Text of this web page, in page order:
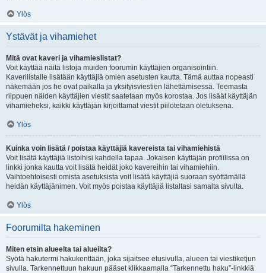
Ylös
Ystävät ja vihamiehet
Mitä ovat kaveri ja vihamieslistat?
Voit käyttää näitä listoja muiden foorumin käyttäjien organisointiin.
Kaverilistalle lisätään käyttäjiä omien asetusten kautta. Tämä auttaa nopeasti
näkemään jos he ovat paikalla ja yksityisviestien lähettämisessä. Teemasta
riippuen näiden käyttäjien viestit saatetaan myös korostaa. Jos lisäät käyttäjän
vihamieheksi, kaikki käyttäjän kirjoittamat viestit piilotetaan oletuksena.
Ylös
Kuinka voin lisätä / poistaa käyttäjiä kavereista tai vihamiehistä
Voit lisätä käyttäjiä listoihisi kahdella tapaa. Jokaisen käyttäjän profiilissa on
linkki jonka kautta voit lisätä heidät joko kavereihin tai vihamiehiin.
Vaihtoehtoisesti omista asetuksista voit lisätä käyttäjiä suoraan syöttämällä
heidän käyttäjänimen. Voit myös poistaa käyttäjiä listaltasi samalta sivulta.
Ylös
Foorumilta hakeminen
Miten etsin alueelta tai alueilta?
Syötä hakutermi hakukenttään, joka sijaitsee etusivulla, alueen tai viestiketjun
sivulla. Tarkennettuun hakuun pääset klikkaamalla “Tarkennettu haku”-linkkiä